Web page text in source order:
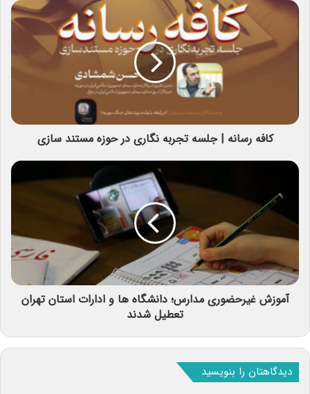
کافه رسانه | جلسه تجربه نگاری در حوزه مستند سازی
آموزش غیرحضوری مدارس؛ دانشگاه ها و ادارات استان تهران
تعطیل شدند
دیدگاهتان را بنویسید